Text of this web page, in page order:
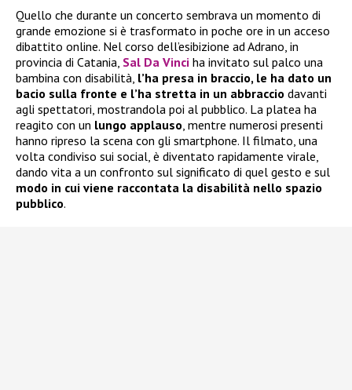
Quello che durante un concerto sembrava un momento di
grande emozione si è trasformato in poche ore in un acceso
dibattito online. Nel corso dell’esibizione ad Adrano, in
provincia di Catania, Sal Da Vinci ha invitato sul palco una
bambina con disabilità, l’ha presa in braccio, le ha dato un
bacio sulla fronte e l’ha stretta in un abbraccio davanti
agli spettatori, mostrandola poi al pubblico. La platea ha
reagito con un lungo applauso , mentre numerosi presenti
hanno ripreso la scena con gli smartphone. Il filmato, una
volta condiviso sui social, è diventato rapidamente virale,
dando vita a un confronto sul significato di quel gesto e sul
modo in cui viene raccontata la disabilità nello spazio
pubblico.